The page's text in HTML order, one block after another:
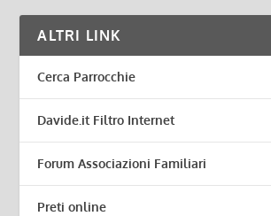
ALTRI LINK
Cerca Parrocchie
Davide.it Filtro Internet
Forum Associazioni Familiari
Preti online